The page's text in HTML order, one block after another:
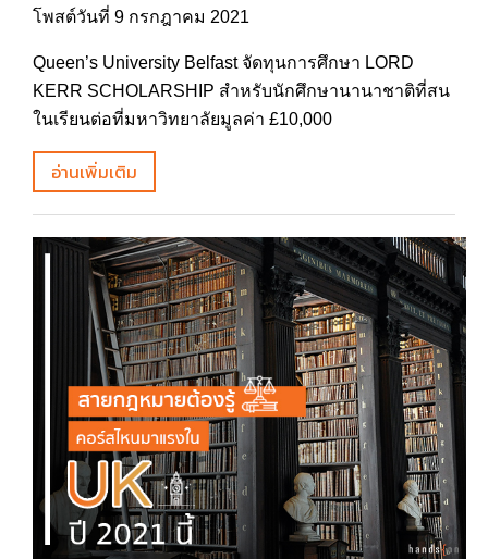
โพสต์วันที่ 9 กรกฎาคม 2021
Queen’s University Belfast จัดทุนการศึกษา LORD
KERR SCHOLARSHIP สำหรับนักศึกษานานาชาติที่สน
ในเรียนต่อที่มหาวิทยาลัยมูลค่า £10,000
อ่านเพิ่มเติม